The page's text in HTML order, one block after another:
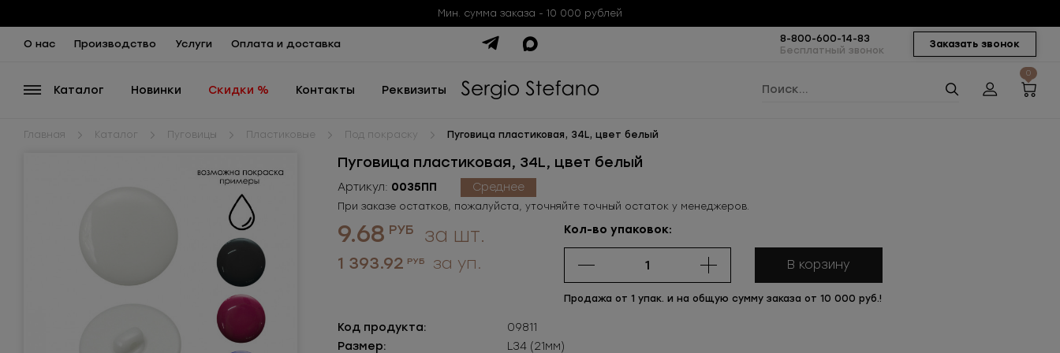
Мин. сумма заказа - 10 000 рублей
О нас Производство Услуги Оплата и доставка Заказать звонок
8-800-600-14-83
Бесплатный звонок
Каталог Новинки Скидки % Контакты Реквизиты
0
Главная Каталог Пуговицы Пластиковые Под покраску Пуговица пластиковая, 34L, цвет белый
Пуговица пластиковая, 34L, цвет белый
Артикул: 0035ПП Среднее
При заказе остатков, пожалуйста, уточняйте точный остаток у менеджеров.
9.68 РУБ за шт.
1 393.92 РУБ за уп.
Кол-во упаковок:
В корзину
Продажа от 1 упак. и на общую сумму заказа от 10 000 руб.!
Код продукта:
09811
Размер:
L34 (21мм)